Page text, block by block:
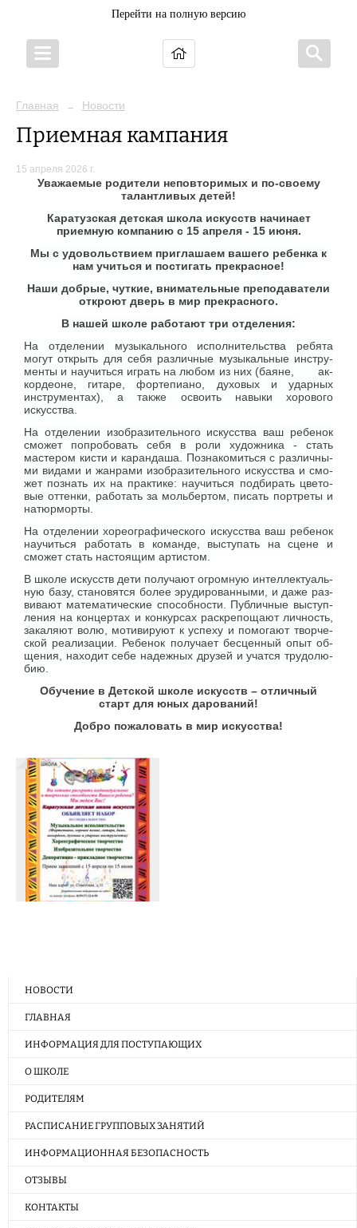
Перейти на полную версию
Главная → Новости
Приемная кампания
15 апреля 2026 г.
Уважаемые родители неповторимых и по-своему
талантливых детей!
Каратузская детская школа искусств начинает
приемную компанию с 15 апреля - 15 июня.
Мы с удовольствием приглашаем вашего ребенка к
нам учиться и постигать прекрасное!
Наши доб­рые, чут­кие, вни­ма­тель­ные преподаватели
откроют дверь в мир прекрасного.
В нашей школе работают три отделения:
На отделении музыкального исполнительства ребята
могут открыть для себя раз­лич­ные­ му­зы­каль­ные ин­стру­
мен­ты и на­учи­ться иг­рать на лю­бом из них (ба­яне, ак­
кор­деоне, гитаре, фор­те­пи­а­но, духовых и ударных
инструментах), а также освоить навыки хорового
искусства.
На отделении изобразительного искусства ваш ребенок
смо­же­т попробовать себя в роли художника - стать
мастером кисти и карандаша. По­зна­ко­ми­ться с раз­лич­ны­
ми ви­да­ми и жан­ра­ми изоб­ра­зи­тель­но­го ис­кус­ства и смо­
же­т по­знать их на прак­ти­ке: на­учи­ться под­би­рать цве­то­
вые от­тен­ки, ра­бо­тать за моль­бер­том, пи­сать порт­ре­ты и
на­тюр­мор­ты.
На отделении хореографического искусства ваш ребенок
научиться работать в команде, вы­сту­пать на сцене и
сможет стать настоящим артистом.
В шко­ле ис­кусств де­ти по­лу­ча­ют огром­ную ин­тел­лек­ту­аль­
ную ба­зу, ста­но­вят­ся бо­лее эру­ди­ро­ван­ны­ми, и да­же раз­
ви­ва­ют ма­те­ма­ти­че­ские спо­соб­но­сти. Пуб­лич­ные вы­ступ­
ле­ния на кон­цер­тах и кон­кур­сах рас­кре­по­ща­ют лич­ность,
за­ка­ля­ют во­лю, мо­ти­ви­ру­ют к успе­ху и по­мо­га­ют твор­че­
ской ре­а­ли­за­ции. Ребенок по­лу­чает бес­цен­ный опыт об­
ще­ния, на­хо­дит се­бе на­деж­ных дру­зей и учат­ся тру­до­лю­
бию.
Обучение в Детской школе искусств – отличный
старт для юных дарований!
Добро пожаловать в мир искусства!
НОВОСТИ
ГЛАВНАЯ
ИНФОРМАЦИЯ ДЛЯ ПОСТУПАЮЩИХ
О ШКОЛЕ
РОДИТЕЛЯМ
РАСПИСАНИЕ ГРУППОВЫХ ЗАНЯТИЙ
ИНФОРМАЦИОННАЯ БЕЗОПАСНОСТЬ
ОТЗЫВЫ
КОНТАКТЫ